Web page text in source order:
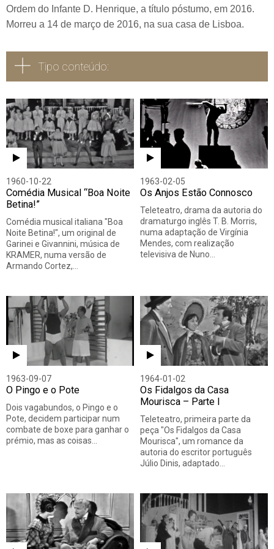
Ordem do Infante D. Henrique, a título póstumo, em 2016.
Morreu a 14 de março de 2016, na sua casa de Lisboa.
Tipo conteúdo:
Todos Vídeo Áudio
1960-10-22
Comédia Musical “Boa Noite
Betina!”
Comédia musical italiana "Boa
Noite Betina!", um original de
Garinei e Givannini, música de
KRAMER, numa versão de
Armando Cortez,…
1963-02-05
Os Anjos Estão Connosco
Teleteatro, drama da autoria do
dramaturgo inglês T. B. Morris,
numa adaptação de Virgínia
Mendes, com realização
televisiva de Nuno…
1963-09-07
O Pingo e o Pote
Dois vagabundos, o Pingo e o
Pote, decidem participar num
combate de boxe para ganhar o
prémio, mas as coisas…
1964-01-02
Os Fidalgos da Casa
Mourisca – Parte I
Teleteatro, primeira parte da
peça "Os Fidalgos da Casa
Mourisca", um romance da
autoria do escritor português
Júlio Dinis, adaptado…